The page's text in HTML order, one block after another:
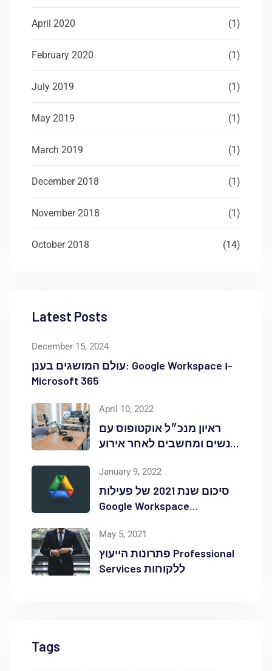
April 2020 (1)
February 2020 (1)
July 2019 (1)
May 2019 (1)
March 2019 (1)
December 2018 (1)
November 2018 (1)
October 2018 (14)
Latest Posts
December 15, 2024
עולם המושגים בענן: Google Workspace ו-
Microsoft 365
April 10, 2022
ראיון מנכ״ל אוקטופוס עם
אנשים ומחשבים לאחר אירוע
January 9, 2022
סיכום שנת 2021 של פעילות
Google Workspace
May 5, 2021
פתרונות הייעוץ Professional
Services ללקוחות
Tags